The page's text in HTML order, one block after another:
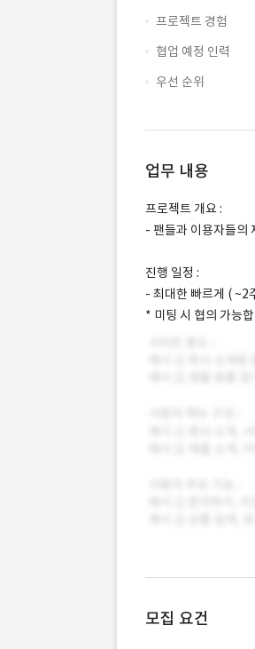
프로젝트 경험
협업 예정 인력
우선 순위
업무 내용
프로젝트 개요 :
- 팬들과 이용자들의
진행 일정 :
- 최대한 빠르게 ( ~2
* 미팅 시 협의 가능
모집 요건